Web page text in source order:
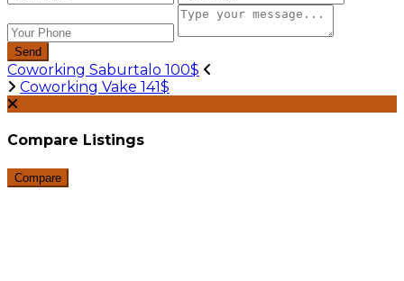
Send
Coworking Saburtalo 100$
Coworking Vake 141$
Compare Listings
Compare